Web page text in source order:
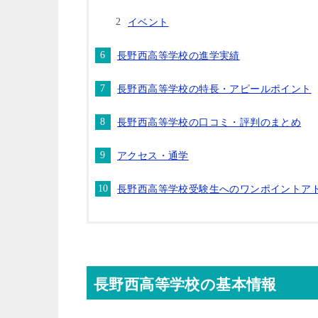
イベント
長野西高等学校の進学実績
長野西高等学校の特長・アピールポイント
長野西高等学校の口コミ・評判のまとめ
アクセス・通学
長野西高等学校受験生へのワンポイントア
長野西高等学校の基本情報